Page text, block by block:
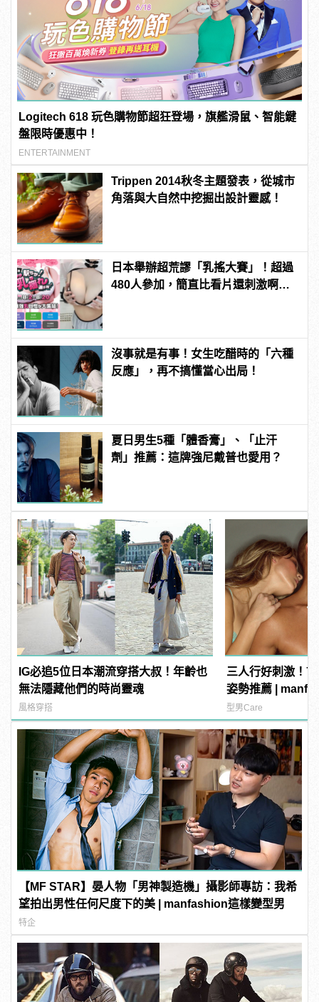
Logitech 618 玩色購物節超狂登場，旗艦滑鼠、智能鍵
盤限時優惠中！
ENTERTAINMENT
Trippen 2014秋冬主題發表，從城市
角落與大自然中挖掘出設計靈感！
日本舉辦超荒謬「乳搖大賽」！超過
480人參加，簡直比看片還刺激啊！ |
沒事就是有事！女生吃醋時的「六種
反應」，再不搞懂當心出局！
夏日男生5種「體香膏」、「止汗
劑」推薦：這牌強尼戴普也愛用？
IG必追5位日本潮流穿搭大叔！年齡也
無法隱藏他們的時尚靈魂
風格穿搭
三人行好刺激！7
姿勢推薦 |
型男Care
【MF STAR】晏人物「男神製造機」攝影師專訪：我希
望拍出男性任何尺度下的美 | manfashion這樣變型男
特企